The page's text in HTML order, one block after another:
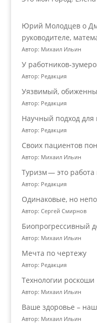
Юрий Молодцев о
руководителе,
Автор: Михаил Ильин
У
Автор: Редакция
Уязвимый,
Автор: Редакция
Научный подход для
Автор: Редакция
Своих пациентов
Автор: Михаил Ильин
Туризм — это
Автор: Редакция
Одинаковые, но
Автор: Сергей Смирнов
Биопрогрессивный
Автор: Михаил Ильин
Мечта по чертежу
Автор: Редакция
Технологии роскоши
Автор: Михаил Ильин
Ваше здоровье –
Автор: Михаил Ильин